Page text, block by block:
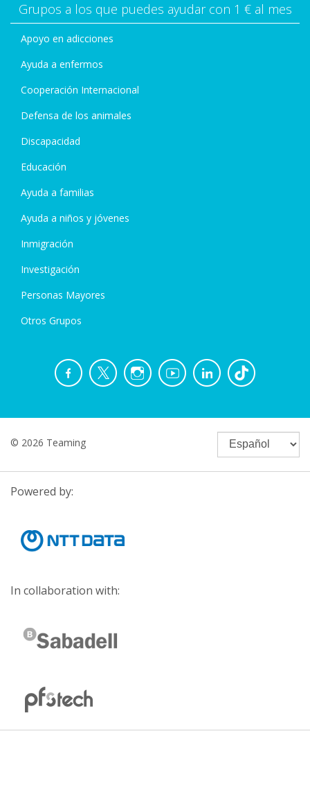
Grupos a los que puedes ayudar con 1 € al mes
Apoyo en adicciones
Ayuda a enfermos
Cooperación Internacional
Defensa de los animales
Discapacidad
Educación
Ayuda a familias
Ayuda a niños y jóvenes
Inmigración
Investigación
Personas Mayores
Otros Grupos
© 2026 Teaming
Powered by:
In collaboration with: